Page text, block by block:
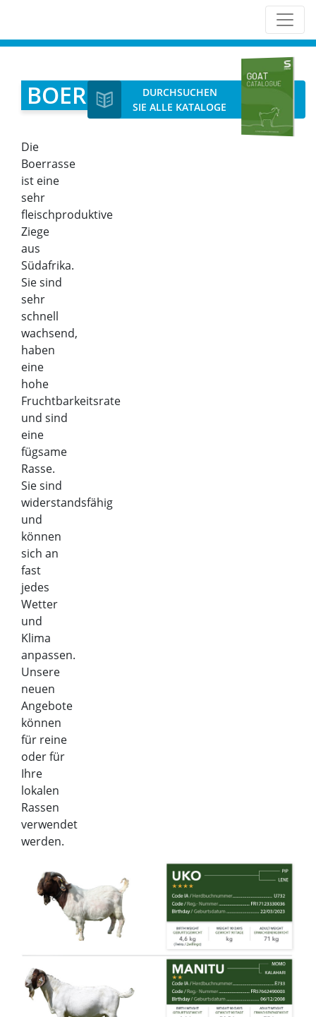
BOER
DURCHSUCHEN
SIE ALLE KATALOGE
Die
Boerrasse
ist eine
sehr
fleischproduktive
Ziege
aus
Südafrika.
Sie sind
sehr
schnell
wachsend,
haben
eine
hohe
Fruchtbarkeitsrate
und sind
eine
fügsame
Rasse.
Sie sind
widerstandsfähig
und
können
sich an
fast
jedes
Wetter
und
Klima
anpassen.
Unsere
neuen
Angebote
können
für reine
oder für
Ihre
lokalen
Rassen
verwendet
werden.